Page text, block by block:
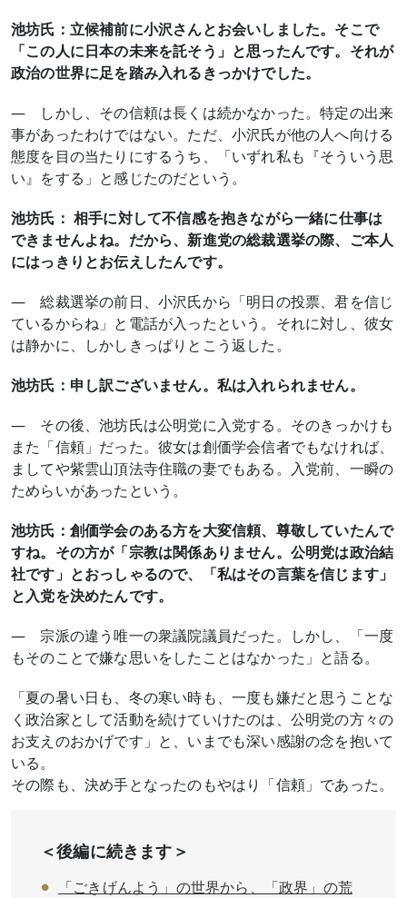
池坊氏：立候補前に小沢さんとお会いしました。そこで
「この人に日本の未来を託そう」と思ったんです。それが
政治の世界に足を踏み入れるきっかけでした。
― しかし、その信頼は長くは続かなかった。特定の出来
事があったわけではない。ただ、小沢氏が他の人へ向ける
態度を目の当たりにするうち、「いずれ私も『そういう思
い』をする」と感じたのだという。
池坊氏： 相手に対して不信感を抱きながら一緒に仕事は
できませんよね。だから、新進党の総裁選挙の際、ご本人
にはっきりとお伝えしたんです。
― 総裁選挙の前日、小沢氏から「明日の投票、君を信じ
ているからね」と電話が入ったという。それに対し、彼女
は静かに、しかしきっぱりとこう返した。
池坊氏：申し訳ございません。私は入れられません。
― その後、池坊氏は公明党に入党する。そのきっかけも
また「信頼」だった。彼女は創価学会信者でもなければ、
ましてや紫雲山頂法寺住職の妻でもある。入党前、一瞬の
ためらいがあったという。
池坊氏：創価学会のある方を大変信頼、尊敬していたんで
すね。その方が「宗教は関係ありません。公明党は政治結
社です」とおっしゃるので、「私はその言葉を信じます」
と入党を決めたんです。
― 宗派の違う唯一の衆議院議員だった。しかし、「一度
もそのことで嫌な思いをしたことはなかった」と語る。
「夏の暑い日も、冬の寒い時も、一度も嫌だと思うことな
く政治家として活動を続けていけたのは、公明党の方々の
お支えのおかげです」と、いまでも深い感謝の念を抱いて
いる。
その際も、決め手となったのもやはり「信頼」であった。
＜後編に続きます＞
「ごきげんよう」の世界から、「政界」の荒